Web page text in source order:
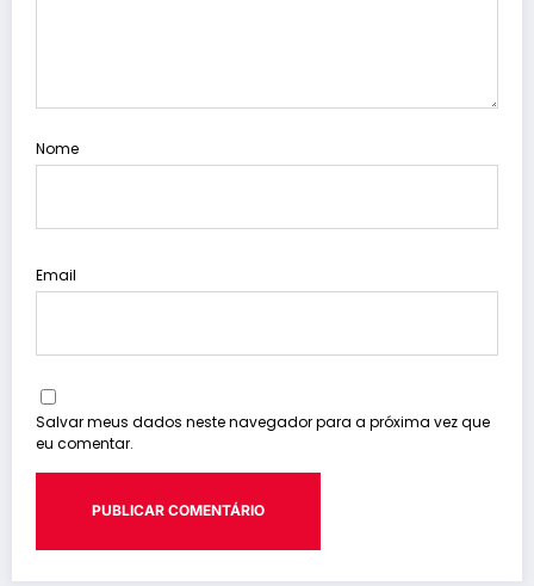
Nome
Email
Salvar meus dados neste navegador para a próxima vez que
eu comentar.